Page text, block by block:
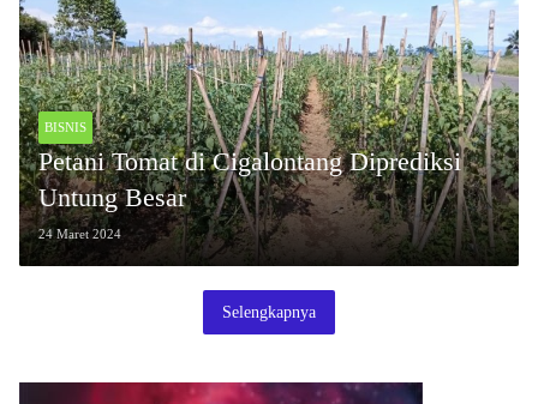
BISNIS
Petani Tomat di Cigalontang Diprediksi
Untung Besar
24 Maret 2024
Selengkapnya